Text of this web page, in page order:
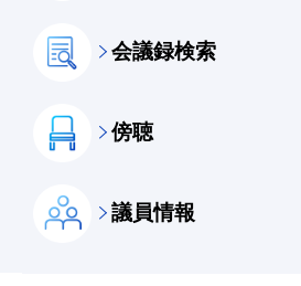
会議録検索
傍聴
議員情報